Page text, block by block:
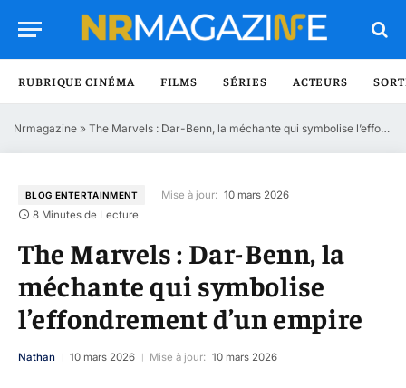
RUBRIQUE CINÉMA FILMS SÉRIES ACTEURS
Nrmagazine » The Marvels : Dar-Benn, la méchante qui symbolise l’effondrement d’un empire
BLOG ENTERTAINMENT Mise à jour: 10 mars 2026
8 Minutes de Lecture
The Marvels : Dar-Benn, la
méchante qui symbolise
l’effondrement d’un empire
Nathan 10 mars 2026 Mise à jour: 10 mars 2026